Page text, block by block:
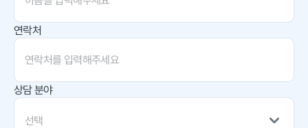
연락처
상담 분야
선택